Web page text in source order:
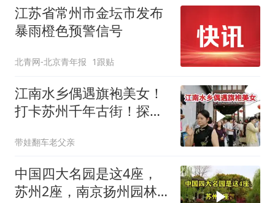
江苏省常州市金坛市发布
暴雨橙色预警信号
北青网-北京青年报 1跟贴
江南水乡偶遇旗袍美女！
打卡苏州千年古街！探寻
带娃翻车老父亲
中国四大名园是这4座，
苏州2座，南京扬州园林